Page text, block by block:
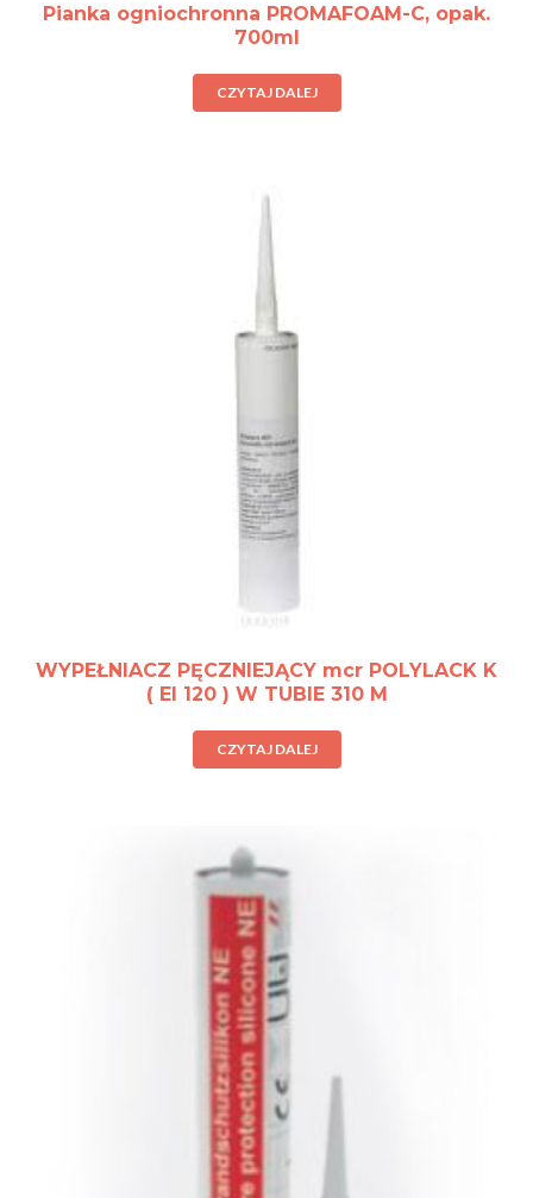
Pianka ogniochronna PROMAFOAM-C, opak.
700ml
CZYTAJ DALEJ
WYPEŁNIACZ PĘCZNIEJĄCY mcr POLYLACK K
( EI 120 ) W TUBIE 310 M
CZYTAJ DALEJ